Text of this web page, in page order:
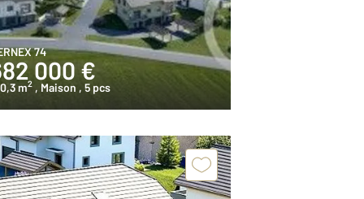
74
000 €
m2 , Maison , 5 pcs